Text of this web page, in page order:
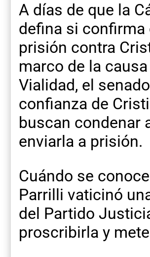
A días de que la
defina si confirma
prisión contra
marco de la
Vialidad, el
confianza de
buscan condenar
enviarla a prisión.
Cuándo se
Parrilli vaticinó
del Partido
proscribirla y